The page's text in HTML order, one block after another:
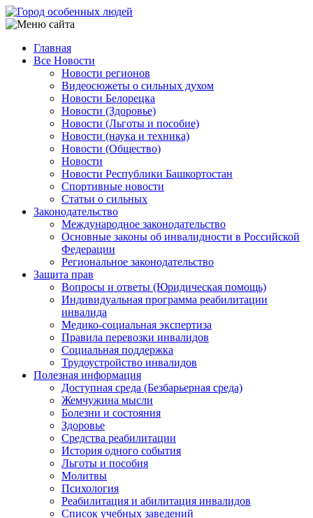
Перейти
к
содержанию
Main
navigation
Главная
Все Новости
Новости регионов
Видеосюжеты о сильных духом
Новости Белорецка
Новости (Здоровье)
Новости (Льготы и пособие)
Новости (наука и техника)
Новости (Общество)
Новости
Новости Республики Башкортостан
Спортивные новости
Статьи о сильных
Законодательство
Международное законодательство
Основные законы об инвалидности в Российской
Федерации
Региональное законодательство
Защита прав
Вопросы и ответы (Юридическая помощь)
Индивидуальная программа реабилитации
инвалида
Медико-социальная экспертиза
Правила перевозки инвалидов
Социальная поддержка
Трудоустройство инвалидов
Полезная информация
Доступная среда (Безбарьерная среда)
Жемчужина мысли
Болезни и состояния
Здоровье
Средства реабилитации
История одного события
Льготы и пособия
Молитвы
Психология
Реабилитация и абилитация инвалидов
Список учебных заведений